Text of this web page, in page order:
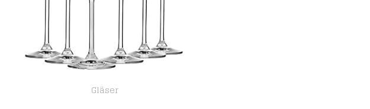
Gläser